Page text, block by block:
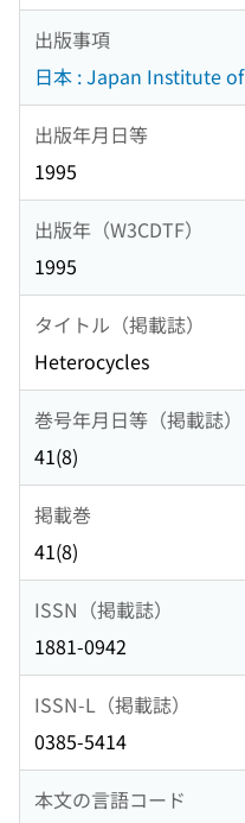
出版事項
日本 : Japan Institute
出版年月日等
1995
出版年（W3CDTF）
1995
タイトル（掲載誌）
Heterocycles
巻号年月日等（掲載誌）
41(8)
掲載巻
41(8)
ISSN（掲載誌）
1881-0942
ISSN-L（掲載誌）
0385-5414
本文の言語コード